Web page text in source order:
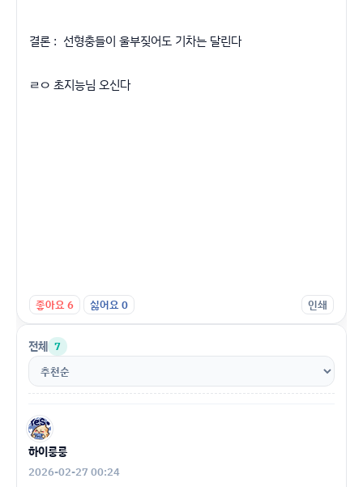
결론 : 선형충들이 울부짖어도 기차는 달린다
ㄹㅇ 초지능님 오신다
좋아요6 싫어요0 인쇄
전체 7
하이룽룽
2026-02-27 00:24